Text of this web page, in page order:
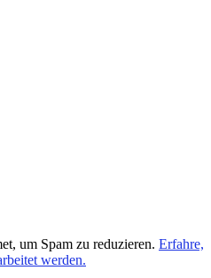
um Spam zu reduzieren. Erfahre,
werden.